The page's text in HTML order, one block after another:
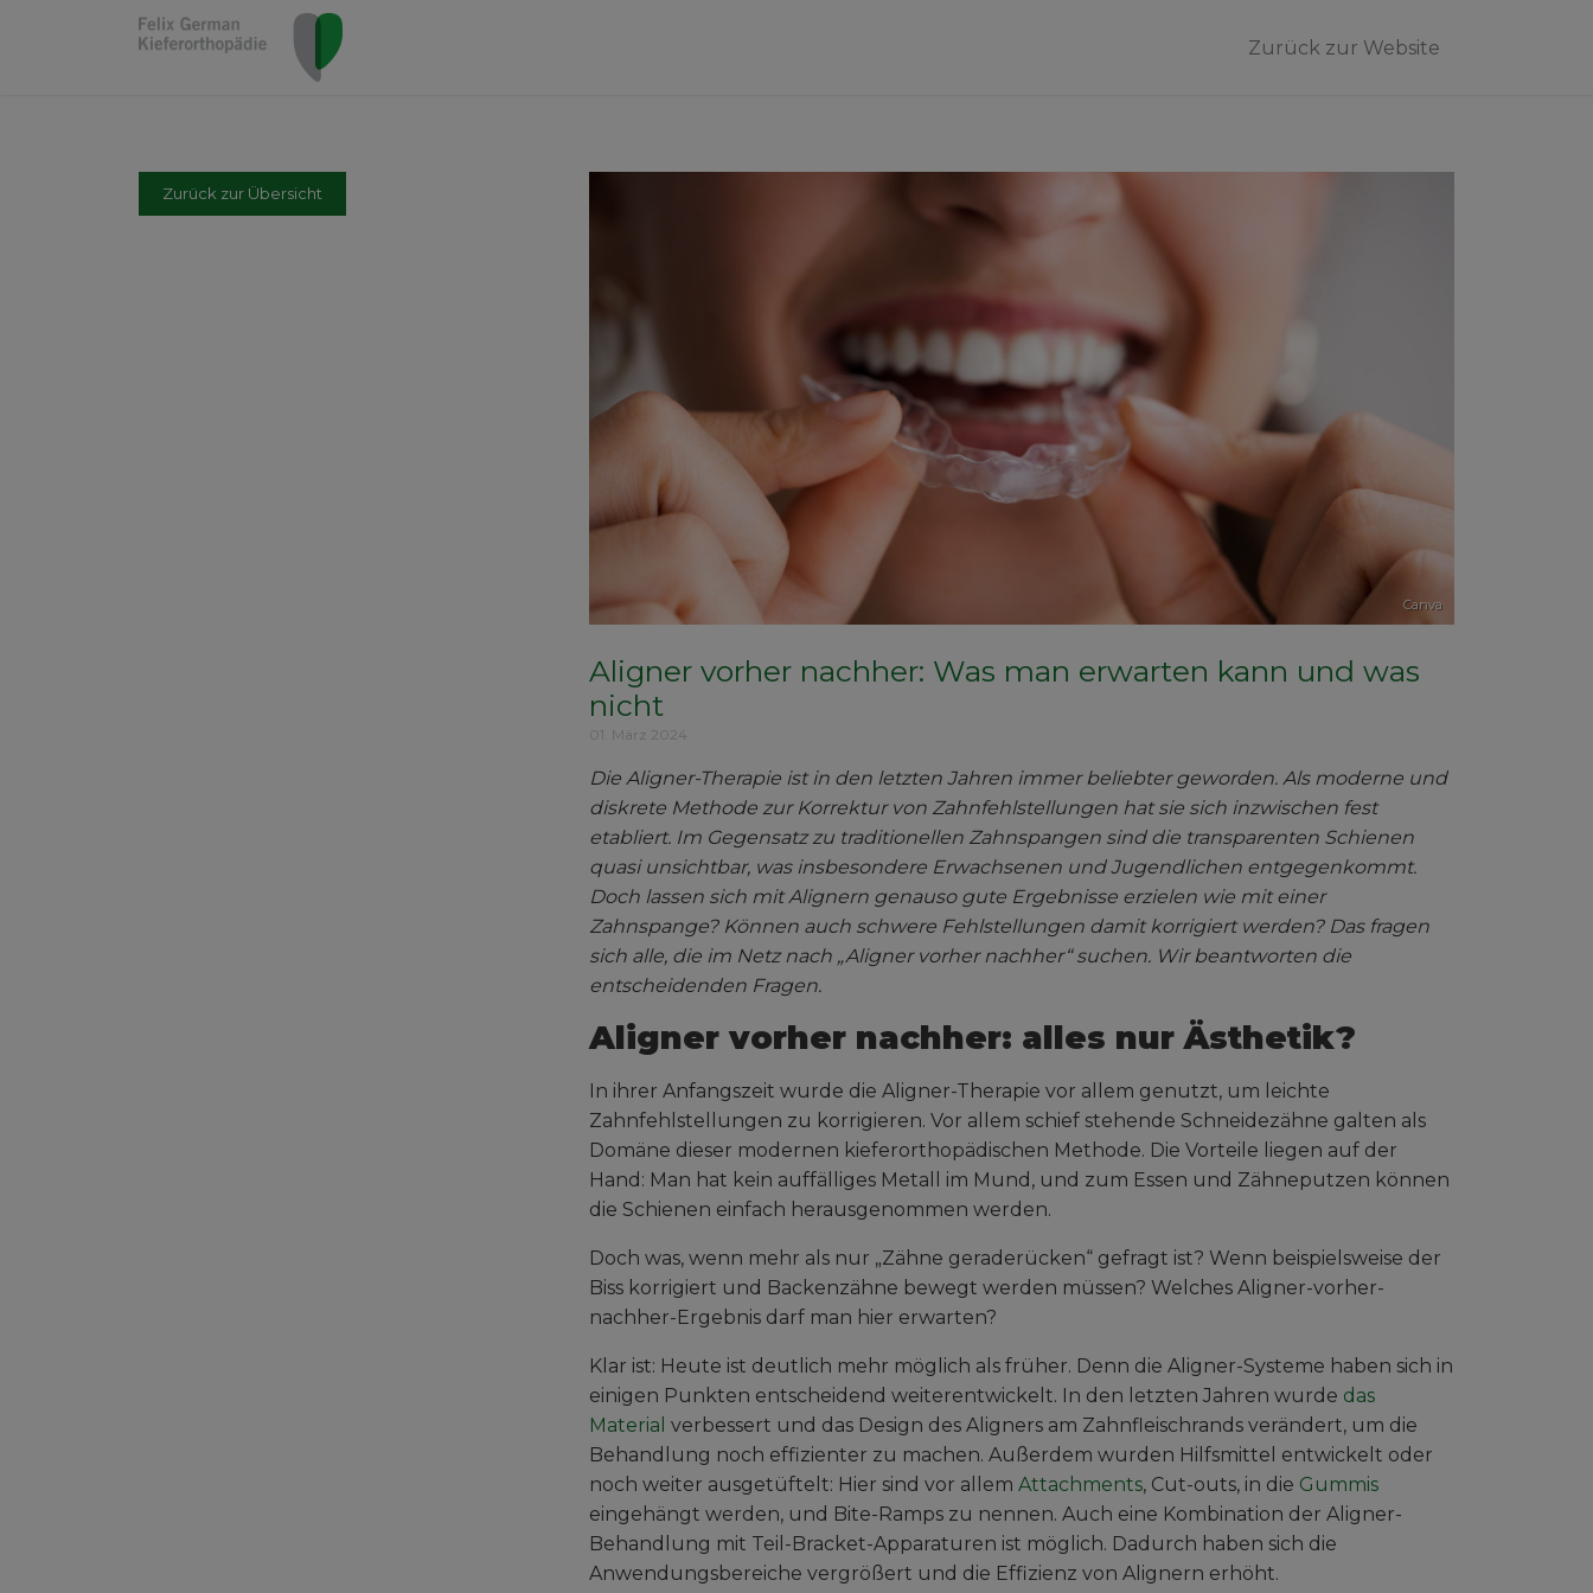
Zurück zur Website
Zurück zur Übersicht
Canva
Aligner vorher nachher: Was man erwarten kann und was
nicht
01. März 2024
Die Aligner-Therapie ist in den letzten Jahren immer beliebter geworden. Als moderne und
diskrete Methode zur Korrektur von Zahnfehlstellungen hat sie sich inzwischen fest
etabliert. Im Gegensatz zu traditionellen Zahnspangen sind die transparenten Schienen
quasi unsichtbar, was insbesondere Erwachsenen und Jugendlichen entgegenkommt.
Doch lassen sich mit Alignern genauso gute Ergebnisse erzielen wie mit einer
Zahnspange? Können auch schwere Fehlstellungen damit korrigiert werden? Das fragen
sich alle, die im Netz nach „Aligner vorher nachher“ suchen. Wir beantworten die
entscheidenden Fragen.
Aligner vorher nachher: alles nur Ästhetik?
In ihrer Anfangszeit wurde die Aligner-Therapie vor allem genutzt, um leichte
Zahnfehlstellungen zu korrigieren. Vor allem schief stehende Schneidezähne galten als
Domäne dieser modernen kieferorthopädischen Methode. Die Vorteile liegen auf der
Hand: Man hat kein auffälliges Metall im Mund, und zum Essen und Zähneputzen können
die Schienen einfach herausgenommen werden.
Doch was, wenn mehr als nur „Zähne geraderücken“ gefragt ist? Wenn beispielsweise der
Biss korrigiert und Backenzähne bewegt werden müssen? Welches Aligner-vorher-
nachher-Ergebnis darf man hier erwarten?
Klar ist: Heute ist deutlich mehr möglich als früher. Denn die Aligner-Systeme haben sich in
einigen Punkten entscheidend weiterentwickelt. In den letzten Jahren wurde das
Material verbessert und das Design des Aligners am Zahnfleischrands verändert, um die
Behandlung noch effizienter zu machen. Außerdem wurden Hilfsmittel entwickelt oder
noch weiter ausgetüftelt: Hier sind vor allem Attachments, Cut-outs, in die Gummis
eingehängt werden, und Bite-Ramps zu nennen. Auch eine Kombination der Aligner-
Behandlung mit Teil-Bracket-Apparaturen ist möglich. Dadurch haben sich die
Anwendungsbereiche vergrößert und die Effizienz von Alignern erhöht.